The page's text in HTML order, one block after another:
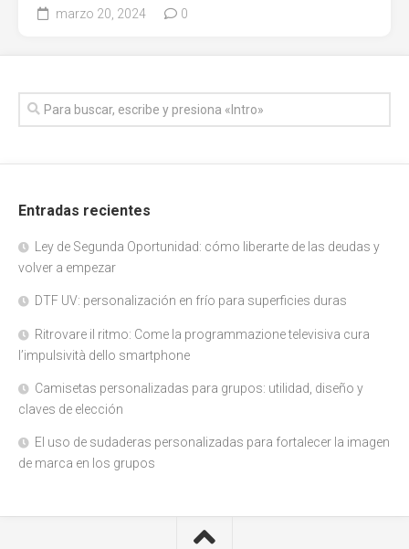
marzo 20, 2024 0
Entradas recientes
Ley de Segunda Oportunidad: cómo liberarte de las deudas y
volver a empezar
DTF UV: personalización en frío para superficies duras
Ritrovare il ritmo: Come la programmazione televisiva cura
l’impulsività dello smartphone
Camisetas personalizadas para grupos: utilidad, diseño y
claves de elección
El uso de sudaderas personalizadas para fortalecer la imagen
de marca en los grupos